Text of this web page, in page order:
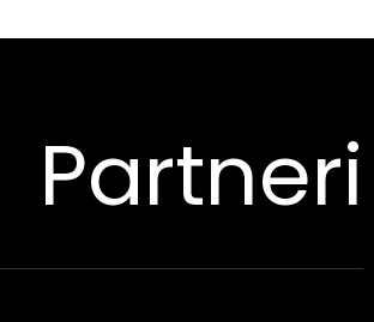
Partneri